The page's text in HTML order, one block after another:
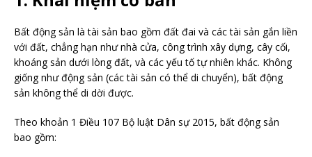
Bất động sản là tài sản bao gồm đất đai và các tài sản gắn liền
với đất, chẳng hạn như nhà cửa, công trình xây dựng, cây cối,
khoáng sản dưới lòng đất, và các yếu tố tự nhiên khác. Không
giống như động sản (các tài sản có thể di chuyển), bất động
sản không thể di dời được.
Theo khoản 1 Điều 107 Bộ luật Dân sự 2015, bất động sản
bao gồm: